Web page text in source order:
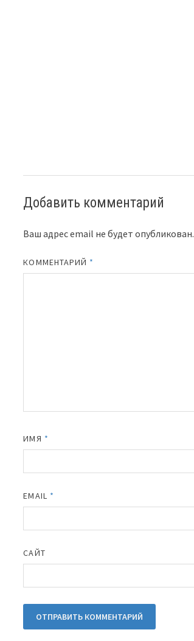
Добавить комментарий
Ваш адрес email не будет опубликован.
КОММЕНТАРИЙ *
ИМЯ *
EMAIL *
САЙТ